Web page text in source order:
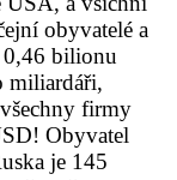
obyvatelé a
bilionu
miliardáři,
firmy
Obyvatel
je 145